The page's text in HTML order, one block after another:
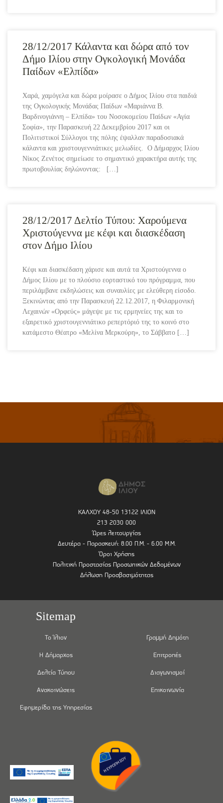
28/12/2017 Κάλαντα και δώρα από τον
Δήμο Ιλίου στην Ογκολογική Μονάδα
Παίδων «Ελπίδα»
Χαρά, χαμόγελα και δώρα μοίρασε ο Δήμος Ιλίου στα παιδιά
της Ογκολογικής Μονάδας Παίδων «Μαριάννα Β.
Βαρδινογιάννη – Ελπίδα» του Νοσοκομείου Παίδων «Αγία
Σοφία», την Παρασκευή 22 Δεκεμβρίου 2017 και οι
Πολιτιστικοί Σύλλογοι της πόλης έψαλλαν παραδοσιακά
κάλαντα και χριστουγεννιάτικες μελωδίες. Ο Δήμαρχος Ιλίου
Νίκος Ζενέτος σημείωσε το σημαντικό χαρακτήρα αυτής της
πρωτοβουλίας δηλώνοντας: […]
28/12/2017 Δελτίο Τύπου: Χαρούμενα
Χριστούγεννα με κέφι και διασκέδαση
στον Δήμο Ιλίου
Κέφι και διασκέδαση χάρισε και αυτά τα Χριστούγεννα ο
Δήμος Ιλίου με το πλούσιο εορταστικό του πρόγραμμα, που
περιλάμβανε εκδηλώσεις και συναυλίες με ελεύθερη είσοδο.
Ξεκινώντας από την Παρασκευή 22.12.2017, η Φιλαρμονική
Λεχαινών «Ορφεύς» μάγεψε με τις ερμηνείες της και το
εξαιρετικό χριστουγεννιάτικο ρεπερτόριό της το κοινό στο
κατάμεστο Θέατρο «Μελίνα Μερκούρη», το Σάββατο […]
ΚΑΛΧΟΥ 48-50 13122 ΙΛΙΟΝ
213 2030 000
Ώρες λειτουργίας
Δευτέρα - Παρασκευή: 8.00 Π.Μ. - 6.00 Μ.Μ.
Όροι Χρήσης
Πολιτική Προστασίας Προσωπικών Δεδομένων
Δήλωση Προσβασιμότητας
Sitemap
Το Ίλιον
Η Δήμαρχος
Δελτία Τύπου
Ανακοινώσεις
Εφημερίδα της Υπηρεσίας
Γραμμή Δημότη
Επιτροπές
Διαγωνισμοί
Επικοινωνία